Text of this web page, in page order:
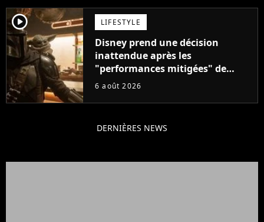
player2 LIFESTYLE
Disney prend une décision
inattendue après les
"performances mitigées" de
Vaiana et The Mandalorian &
6 août 2026
DERNIÈRES NEWS